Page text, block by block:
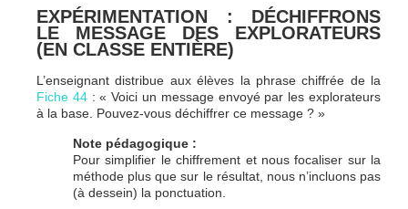
EXPÉRIMENTATION : DÉCHIFFRONS
LE MESSAGE DES EXPLORATEURS
(EN CLASSE ENTIÈRE)
L’enseignant distribue aux élèves la phrase chiffrée de la
Fiche 44: « Voici un message envoyé par les explorateurs
à la base. Pouvez-vous déchiffrer ce message ? »
Note pédagogique :
Pour simplifier le chiffrement et nous focaliser sur la
méthode plus que sur le résultat, nous n’incluons pas
(à dessein) la ponctuation.